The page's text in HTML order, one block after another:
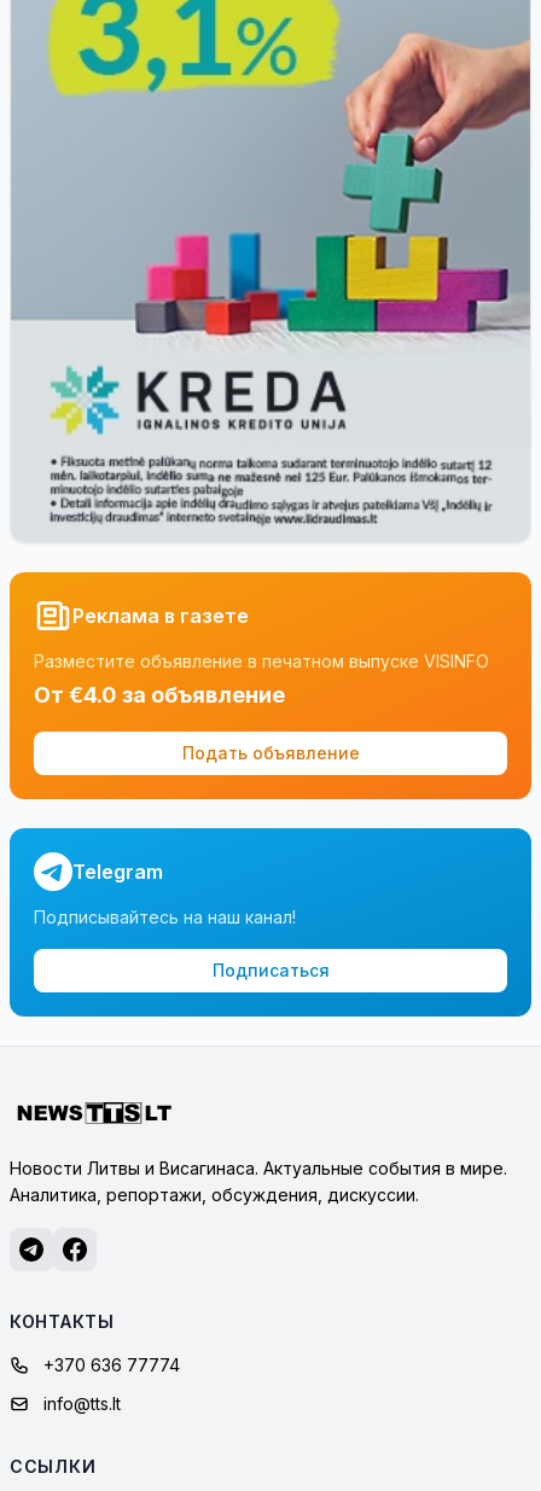
Реклама в газете
Разместите объявление в печатном выпуске VISINFO
От €4.0 за объявление
Подать объявление
Telegram
Подписывайтесь на наш канал!
Подписаться
Новости Литвы и Висагинаса. Актуальные события в мире.
Аналитика, репортажи, обсуждения, дискуссии.
КОНТАКТЫ
+370 636 77774
info@tts.lt
ССЫЛКИ